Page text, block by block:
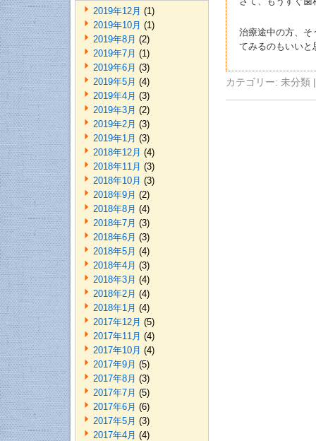
治療途中の方、そ
てみるのもいいと
カテゴリー: 未分類 |
2019年12月 (1)
2019年10月 (1)
2019年8月 (2)
2019年7月 (1)
2019年6月 (3)
2019年5月 (4)
2019年4月 (3)
2019年3月 (2)
2019年2月 (3)
2019年1月 (3)
2018年12月 (4)
2018年11月 (3)
2018年10月 (3)
2018年9月 (2)
2018年8月 (4)
2018年7月 (3)
2018年6月 (3)
2018年5月 (4)
2018年4月 (3)
2018年3月 (4)
2018年2月 (4)
2018年1月 (4)
2017年12月 (5)
2017年11月 (4)
2017年10月 (4)
2017年9月 (5)
2017年8月 (3)
2017年7月 (5)
2017年6月 (6)
2017年5月 (3)
2017年4月 (4)